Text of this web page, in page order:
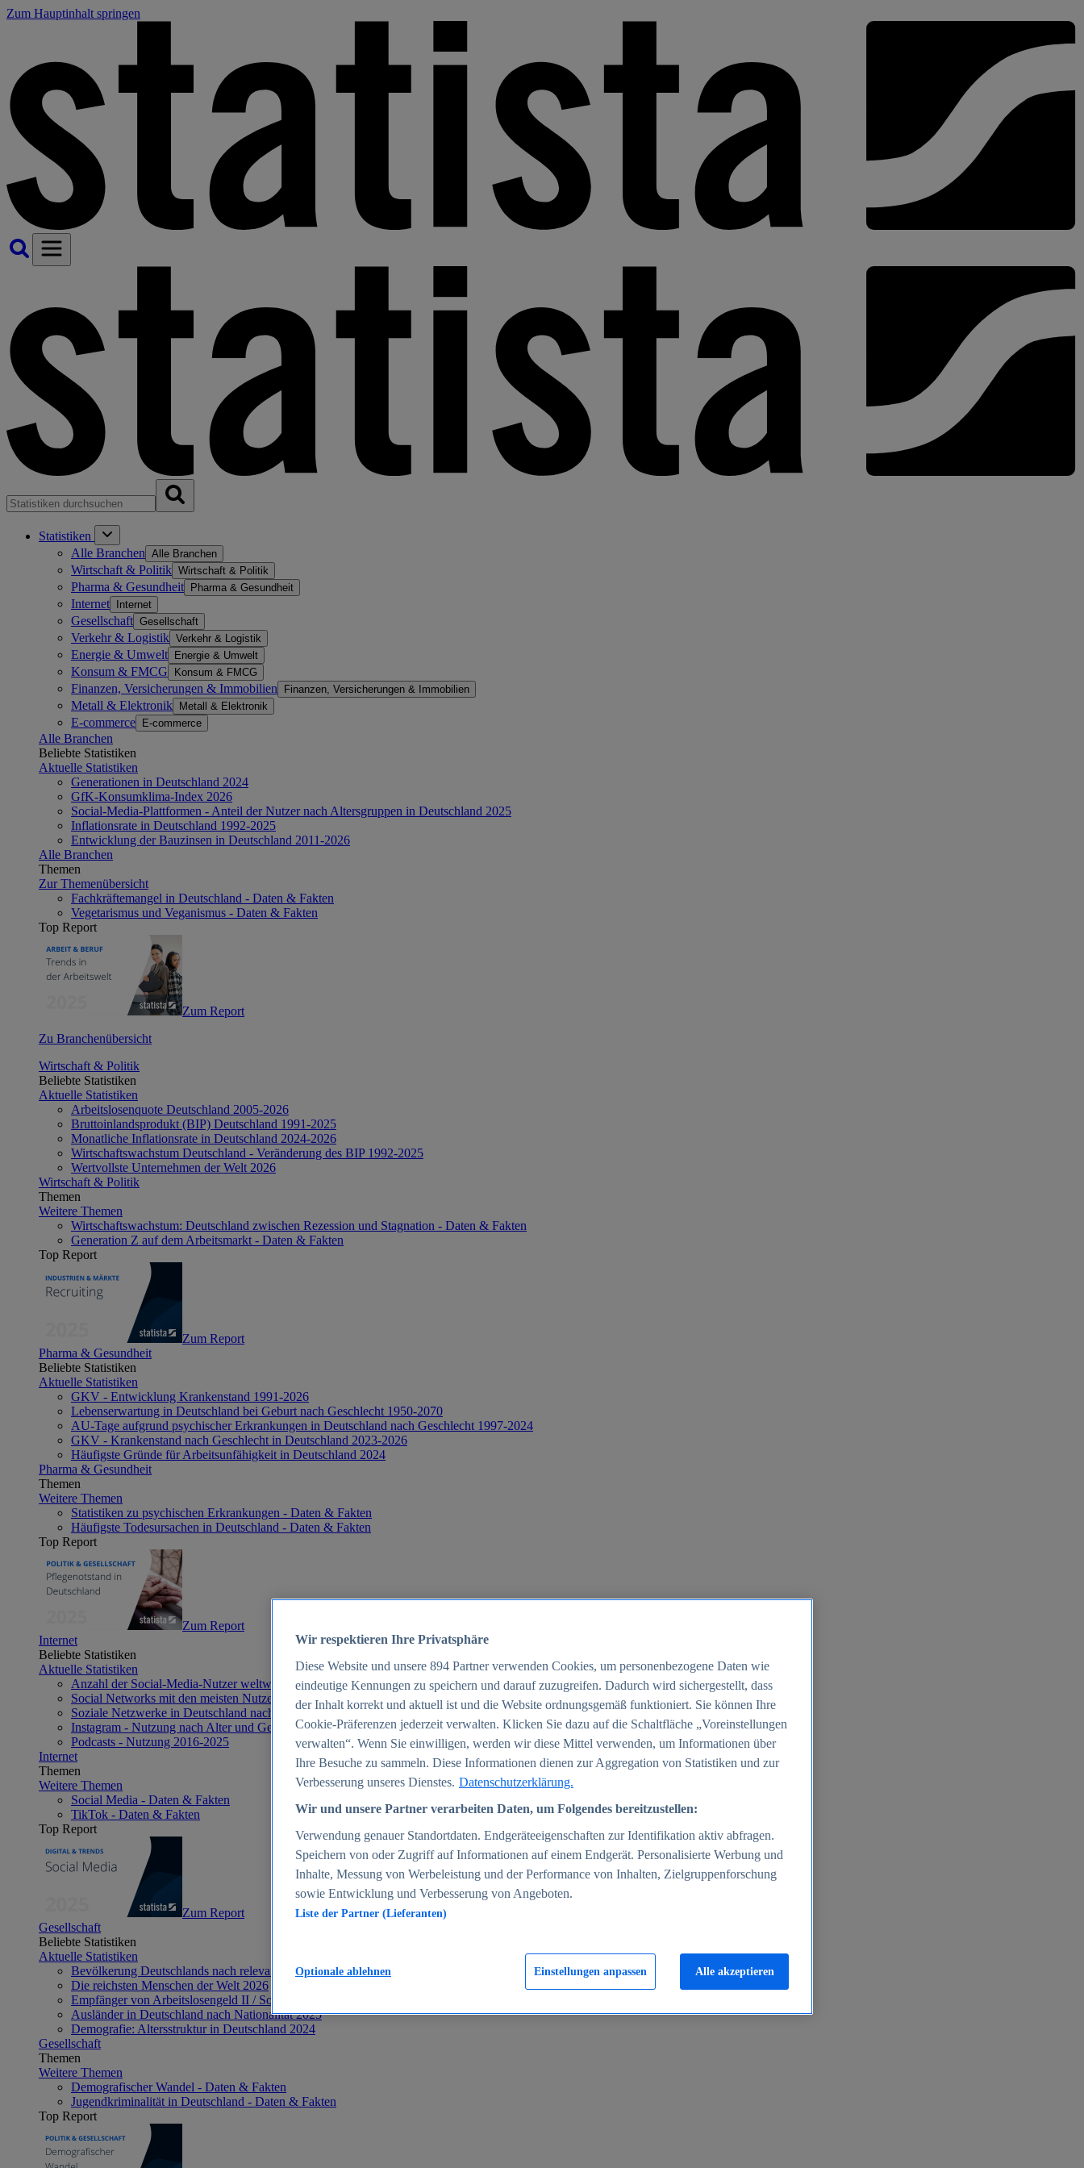
Zum Hauptinhalt springen
Statistiken
Alle Branchen Alle Branchen
Wirtschaft & Politik Wirtschaft & Politik
Pharma & Gesundheit Pharma & Gesundheit
Internet Internet
Gesellschaft Gesellschaft
Verkehr & Logistik Verkehr & Logistik
Energie & Umwelt Energie & Umwelt
Konsum & FMCG Konsum & FMCG
Finanzen, Versicherungen & Immobilien Finanzen, Versicherungen & Immobilien
Metall & Elektronik Metall & Elektronik
E-commerce E-commerce
Alle Branchen
Beliebte Statistiken
Aktuelle Statistiken
Generationen in Deutschland 2024
GfK-Konsumklima-Index 2026
Social-Media-Plattformen - Anteil der Nutzer nach Altersgruppen in Deutschland 2025
Inflationsrate in Deutschland 1992-2025
Entwicklung der Bauzinsen in Deutschland 2011-2026
Alle Branchen
Themen
Zur Themenübersicht
Fachkräftemangel in Deutschland - Daten & Fakten
Vegetarismus und Veganismus - Daten & Fakten
Top Report
Zum Report
Zu Branchenübersicht
Wirtschaft & Politik
Beliebte Statistiken
Aktuelle Statistiken
Arbeitslosenquote Deutschland 2005-2026
Bruttoinlandsprodukt (BIP) Deutschland 1991-2025
Monatliche Inflationsrate in Deutschland 2024-2026
Wirtschaftswachstum Deutschland - Veränderung des BIP 1992-2025
Wertvollste Unternehmen der Welt 2026
Wirtschaft & Politik
Themen
Weitere Themen
Wirtschaftswachstum: Deutschland zwischen Rezession und Stagnation - Daten & Fakten
Generation Z auf dem Arbeitsmarkt - Daten & Fakten
Top Report
Zum Report
Pharma & Gesundheit
Beliebte Statistiken
Aktuelle Statistiken
GKV - Entwicklung Krankenstand 1991-2026
Lebenserwartung in Deutschland bei Geburt nach Geschlecht 1950-2070
AU-Tage aufgrund psychischer Erkrankungen in Deutschland nach Geschlecht 1997-2024
GKV - Krankenstand nach Geschlecht in Deutschland 2023-2026
Häufigste Gründe für Arbeitsunfähigkeit in Deutschland 2024
Pharma & Gesundheit
Themen
Weitere Themen
Statistiken zu psychischen Erkrankungen - Daten & Fakten
Häufigste Todesursachen in Deutschland - Daten & Fakten
Top Report
Zum Report
Internet
Beliebte Statistiken
Aktuelle Statistiken
Anzahl der Social-Media-Nutzer weltweit 2012-2025
Social Networks mit den meisten Nutzern weltweit 2025
Soziale Netzwerke in Deutschland nach Generationen 2025
Instagram - Nutzung nach Alter und Geschlecht in Deutschland 2025
Podcasts - Nutzung 2016-2025
Internet
Themen
Weitere Themen
Social Media - Daten & Fakten
TikTok - Daten & Fakten
Top Report
Zum Report
Gesellschaft
Beliebte Statistiken
Aktuelle Statistiken
Bevölkerung Deutschlands nach relevanten Altersgruppen 2024
Die reichsten Menschen der Welt 2026
Empfänger von Arbeitslosengeld II / Sozialgeld / Bürgergeld in Deutschland 2005-2025
Ausländer in Deutschland nach Nationalität 2025
Demografie: Altersstruktur in Deutschland 2024
Gesellschaft
Themen
Weitere Themen
Demografischer Wandel - Daten & Fakten
Jugendkriminalität in Deutschland - Daten & Fakten
Top Report
Wir respektieren Ihre Privatsphäre
Diese Website und unsere 894 Partner verwenden Cookies, um personenbezogene Daten wie
eindeutige Kennungen zu speichern und darauf zuzugreifen. Dadurch wird sichergestellt, dass
der Inhalt korrekt und aktuell ist und die Website ordnungsgemäß funktioniert. Sie können Ihre
Cookie-Präferenzen jederzeit verwalten. Klicken Sie dazu auf die Schaltfläche „Voreinstellungen
verwalten“. Wenn Sie einwilligen, werden wir diese Mittel verwenden, um Informationen über
Ihre Besuche zu sammeln. Diese Informationen dienen zur Aggregation von Statistiken und zur
Verbesserung unseres Dienstes. Datenschutzerklärung.
Wir und unsere Partner verarbeiten Daten, um Folgendes bereitzustellen:
Verwendung genauer Standortdaten. Endgeräteeigenschaften zur Identifikation aktiv abfragen.
Speichern von oder Zugriff auf Informationen auf einem Endgerät. Personalisierte Werbung und
Inhalte, Messung von Werbeleistung und der Performance von Inhalten, Zielgruppenforschung
sowie Entwicklung und Verbesserung von Angeboten.
Liste der Partner (Lieferanten)
Einstellungen anpassen
Optionale ablehnen Alle akzeptieren